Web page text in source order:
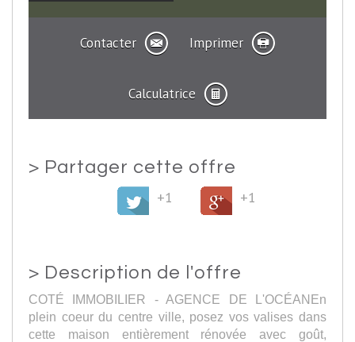
Contacter Imprimer
Calculatrice
> Partager cette offre
+1
+1
> Description de l'offre
COTÉ IMMOBILIER - AGENCE DE L'OCÉANEn
plein coeur du centre ville, posez vos valises dans
cette maison entièrement rénovée avec goût,